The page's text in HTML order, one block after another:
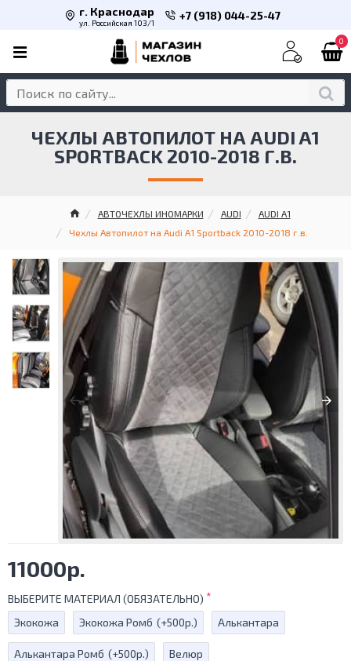
г. Краснодар
ул. Российская 103/1
+7 (918) 044-25-47
0
АВТОЧЕХЛЫ ИНОМАРКИ AUDI
AUDI A1
Чехлы Автопилот на Audi A1 Sportback 2010-2018 г.в.
ЧЕХЛЫ АВТОПИЛОТ НА AUDI A1
SPORTBACK 2010-2018 Г.В.
11000р.
ВЫБЕРИТЕ МАТЕРИАЛ (ОБЯЗАТЕЛЬНО)
Экокожа
Экокожа Ромб (+500р.) Алькантара
Алькантара Ромб (+500р.) Велюр